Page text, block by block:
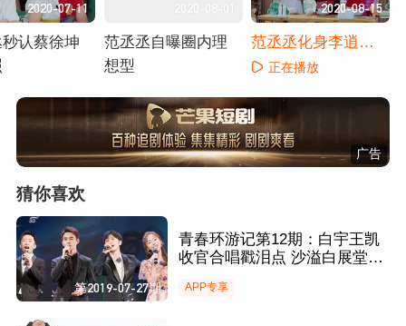
2020-07-11
认蔡徐坤
2020-08-01
范丞丞自曝圈内理
想型
2020-08-15
范丞丞化身李逍遥
重演仙剑
正在播放
广告
猜你喜欢
第2019-07-27期
青春环游记第12期：白宇王凯
收官合唱戳泪点 沙溢白展堂同
APP专享